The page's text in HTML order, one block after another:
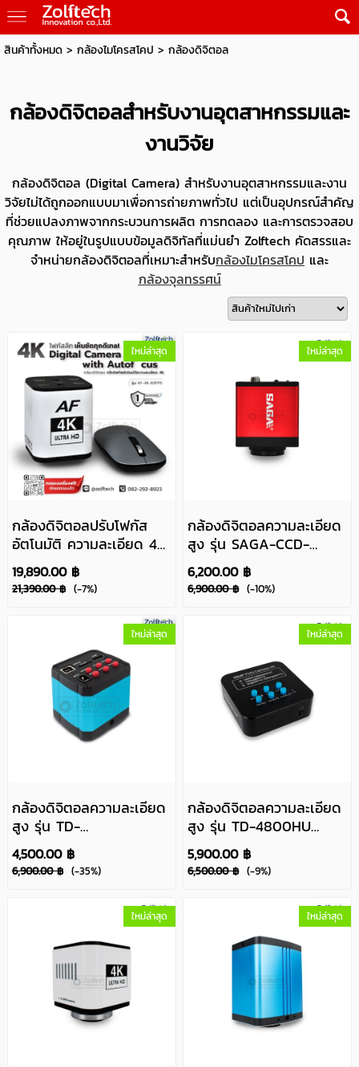
สินค้าทั้งหมด> กล้องไมโครสโคป > กล้องดิจิตอล
กล้องดิจิตอลสำหรับงานอุตสาหกรรมและ
งานวิจัย
กล้องดิจิตอล (Digital Camera) สำหรับงานอุตสาหกรรมและงาน
วิจัยไม่ได้ถูกออกแบบมาเพื่อการถ่ายภาพทั่วไป แต่เป็นอุปกรณ์สำคัญ
ที่ช่วยแปลงภาพจากกระบวนการผลิต การทดลอง และการตรวจสอบ
คุณภาพ ให้อยู่ในรูปแบบข้อมูลดิจิทัลที่แม่นยำ Zolftech คัดสรรและ
จำหน่ายกล้องดิจิตอลที่เหมาะสำหรับกล้องไมโครสโคป และ
กล้องจุลทรรศน์
ใหม่ล่าสุด
กล้องดิจิตอลปรับโฟกัส
อัตโนมัติ ความละเอียด 4K
รุ่น AF-4K-60FPS
19,890.00 ฿
21,390.00 ฿ (-7%)
ใหม่ล่าสุด
กล้องดิจิตอลความละเอียด
สูง รุ่น SAGA-CCD-
HDMI/VGA
6,200.00 ฿
6,900.00 ฿ (-10%)
ใหม่ล่าสุด
กล้องดิจิตอลความละเอียด
สูง รุ่น TD-
4807HU(20MPixels)
4,500.00 ฿
6,900.00 ฿ (-35%)
ใหม่ล่าสุด
กล้องดิจิตอลความละเอียด
สูง รุ่น TD-4800HU
(FHD)
5,900.00 ฿
6,500.00 ฿ (-9%)
ใหม่ล่าสุด ใหม่ล่าสุด